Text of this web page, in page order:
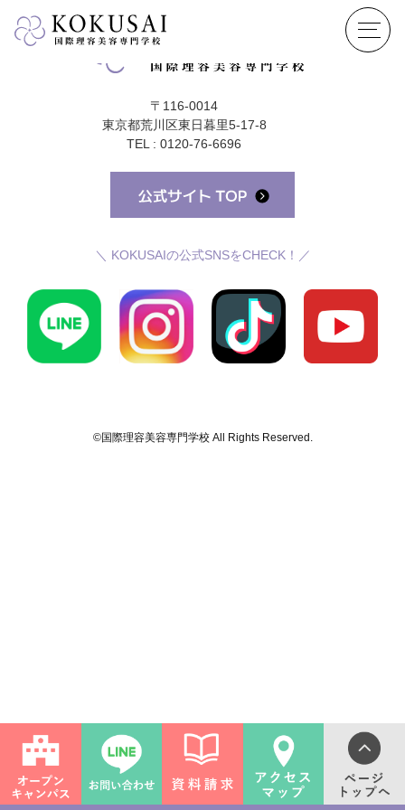
〒116-0014
東京都荒川区東日暮里5-17-8
TEL : 0120-76-6696
＼ KOKUSAIの公式SNSをCHECK！／
©国際理容美容専門学校 All Rights Reserved.